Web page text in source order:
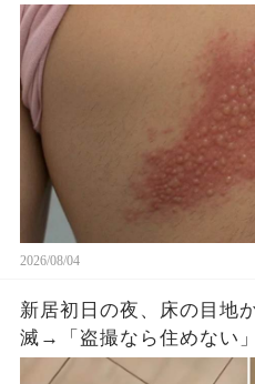
がすぐ服を下ろさせた理由
2026/08/04
新居初日の夜、床の目地
滅→「盗撮なら住めない
会社へ動画を送ると…